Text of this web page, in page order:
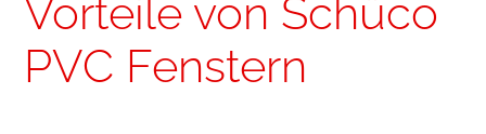
Vorteile von Schüco
PVC Fenstern